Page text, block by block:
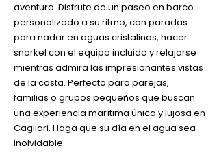
aventura. Disfrute de un paseo en barco
personalizado a su ritmo, con paradas
para nadar en aguas cristalinas, hacer
snorkel con el equipo incluido y relajarse
mientras admira las impresionantes vistas
de la costa. Perfecto para parejas,
familias o grupos pequeños que buscan
una experiencia marítima única y lujosa en
Cagliari. Haga que su día en el agua sea
inolvidable.